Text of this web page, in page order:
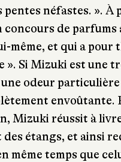
pentes néfastes. ». À
concours de parfums
même, et qui a pour
». Si Mizuki est une
odeur particulière
envoûtante.
Mizuki réussit à
des étangs, et ainsi
même temps que